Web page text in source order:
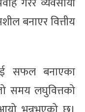
बनाएर वित्तीय
सफल बनाएका
समय लघुवित्तको